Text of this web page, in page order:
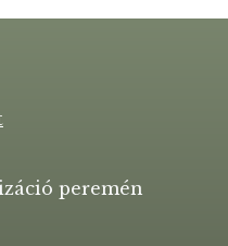
peremén